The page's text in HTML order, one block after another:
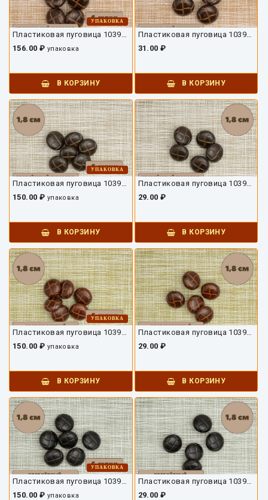
УПАКОВКА
Пластиковая пуговица 10392ПУ-05-20-6
156.00 ₽ упаковка
В КОРЗИНУ
Пластиковая пуговица 10392ПУ-05-20
31.00 ₽
В КОРЗИНУ
УПАКОВКА
Пластиковая пуговица 10392ПУ-04-18-6
150.00 ₽ упаковка
В КОРЗИНУ
Пластиковая пуговица 10392ПУ-04-18
29.00 ₽
В КОРЗИНУ
УПАКОВКА
Пластиковая пуговица 10392ПУ-03-18-6
150.00 ₽ упаковка
В КОРЗИНУ
Пластиковая пуговица 10392ПУ-03-18
29.00 ₽
В КОРЗИНУ
УПАКОВКА
150.00 ₽ упаковка
29.00 ₽